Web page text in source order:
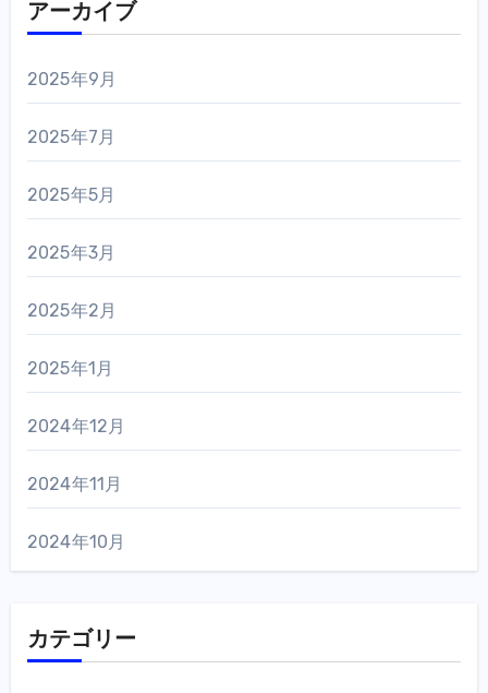
アーカイブ
2025年9月
2025年7月
2025年5月
2025年3月
2025年2月
2025年1月
2024年12月
2024年11月
2024年10月
カテゴリー